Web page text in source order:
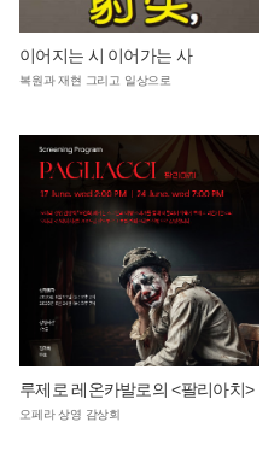
이어지는 시 이어가는 사
복원과 재현 그리고 일상으로
루제로 레온카발로의 <팔리아치>
오페라 상영 감상회